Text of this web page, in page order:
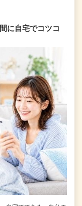
に自宅でコツコ